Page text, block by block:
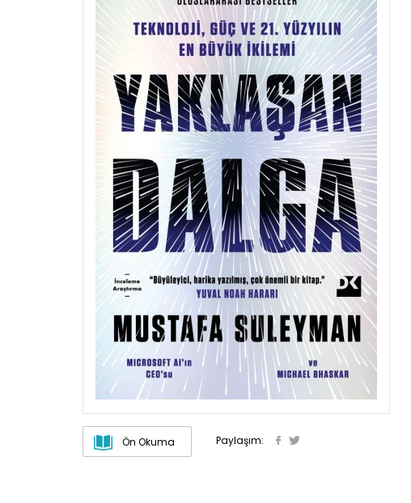
Ön Okuma Paylaşım: